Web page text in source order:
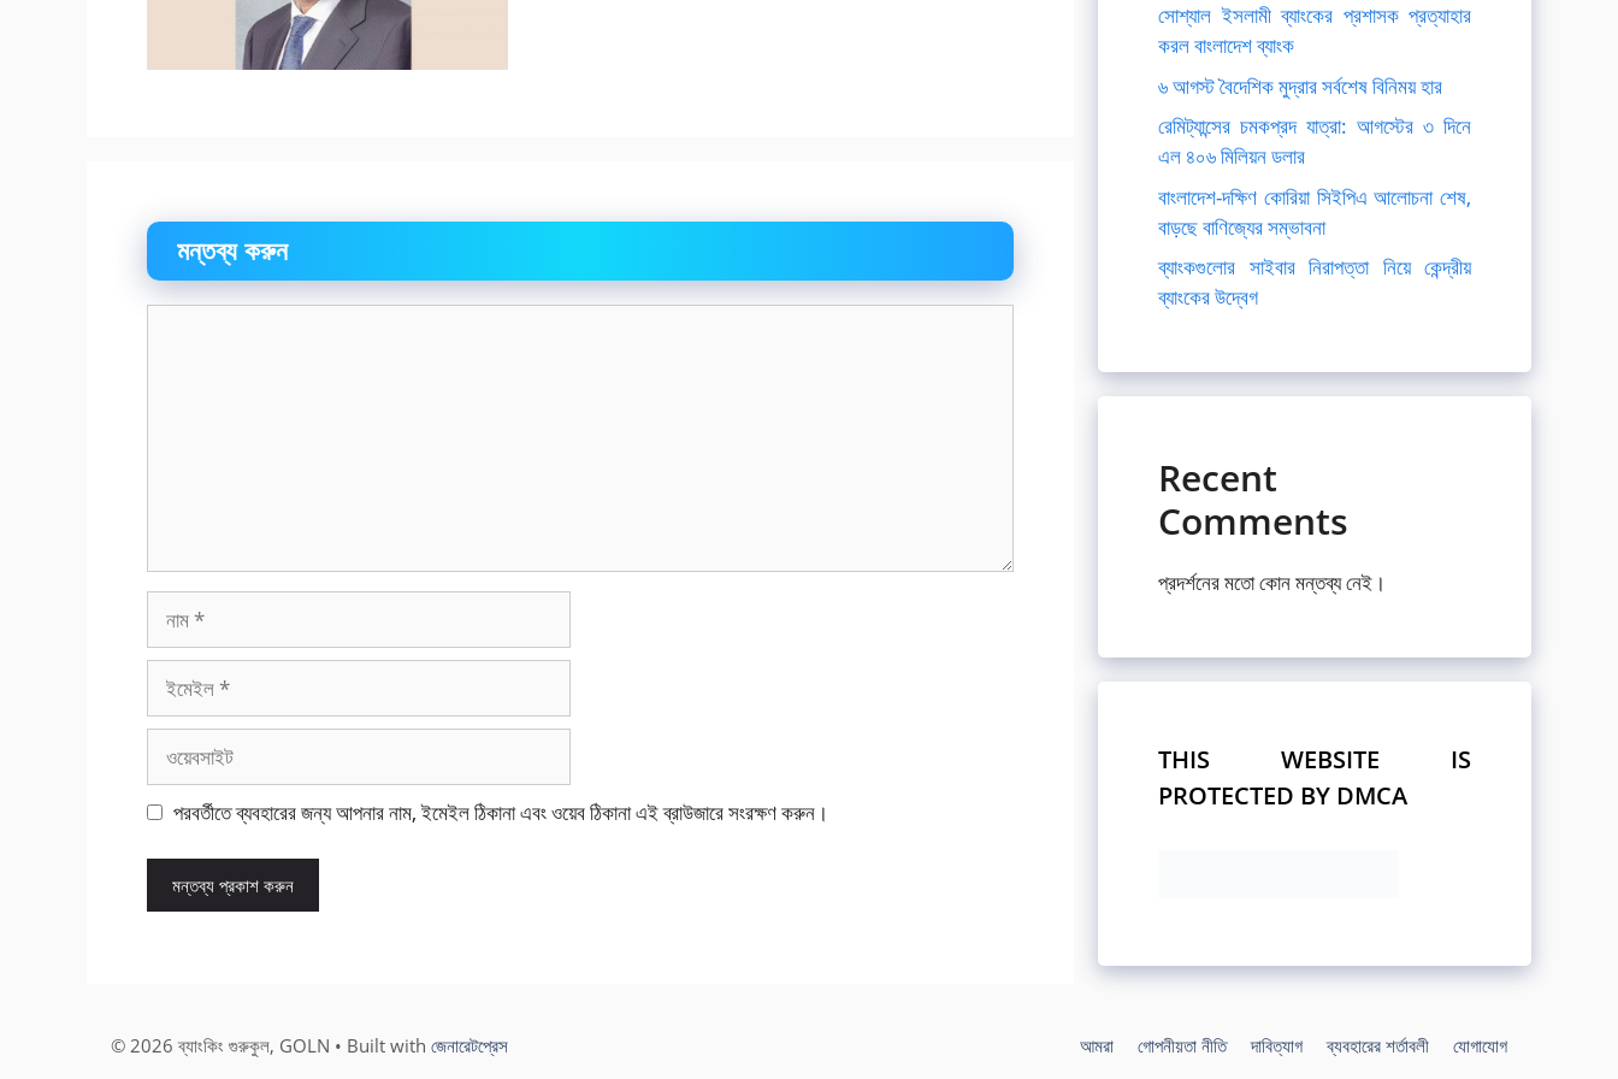
মন্তব্য করুন
ইমেইল
পরবর্তীতে ব্যবহারের জন্য আপনার নাম, ইমেইল ঠিকানা এবং ওয়েব ঠিকানা এই ব্রাউজারে সংরক্ষণ করুন।
সোশ্যাল ইসলামী ব্যাংকের প্রশাসক প্রত্যাহার
করল বাংলাদেশ ব্যাংক
৬ আগস্ট বৈদেশিক মুদ্রার সর্বশেষ বিনিময় হার
রেমিট্যান্সের চমকপ্রদ যাত্রা: আগস্টের ৩ দিনে
এল ৪০৬ মিলিয়ন ডলার
বাংলাদেশ-দক্ষিণ কোরিয়া সিইপিএ আলোচনা শেষ,
বাড়ছে বাণিজ্যের সম্ভাবনা
ব্যাংকগুলোর সাইবার নিরাপত্তা নিয়ে কেন্দ্রীয়
ব্যাংকের উদ্বেগ
Recent
Comments
প্রদর্শনের মতো কোন মন্তব্য নেই।
THIS WEBSITE IS
PROTECTED BY DMCA
আমরা গোপনীয়তা নীতি দাবিত্যাগ ব্যবহারের শর্তাবলী যোগাযোগ
© 2026 ব্যাংকিং গুরুকুল, GOLN • Built with জেনারেটপ্রেস